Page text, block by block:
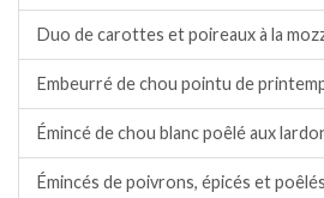
Duo de carottes et poireaux à la
Embeurré de chou pointu de
Émincé de chou blanc poêlé aux
Émincés de poivrons, épicés et